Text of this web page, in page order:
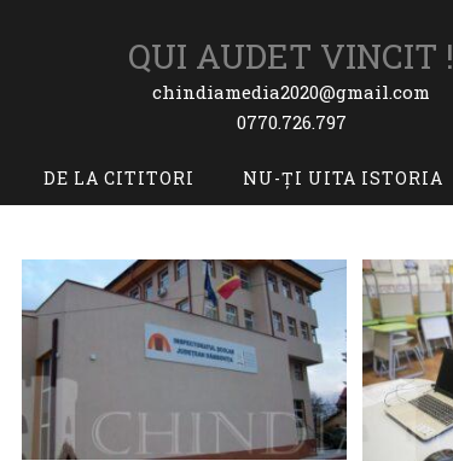
QUI AUDET VINCIT !
chindiamedia2020@gmail.com
0770.726.797
DE LA CITITORI NU-ȚI UITA ISTORIA